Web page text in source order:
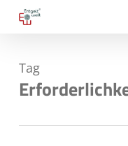
Skip
content
Tag